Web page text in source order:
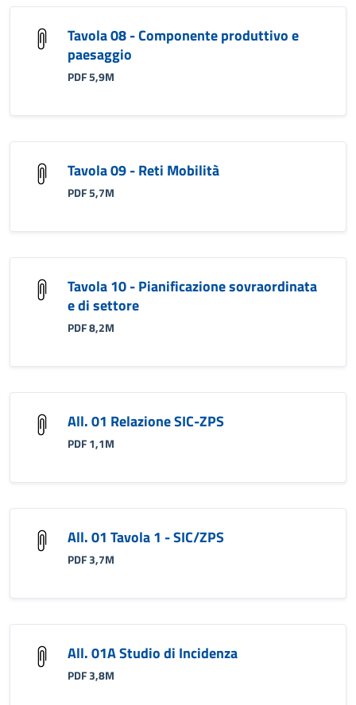
Tavola 08 - Componente produttivo e
paesaggio
PDF 5,9M
Tavola 09 - Reti Mobilità
PDF 5,7M
Tavola 10 - Pianificazione sovraordinata
e di settore
PDF 8,2M
All. 01 Relazione SIC-ZPS
PDF 1,1M
All. 01 Tavola 1 - SIC/ZPS
PDF 3,7M
All. 01A Studio di Incidenza
PDF 3,8M